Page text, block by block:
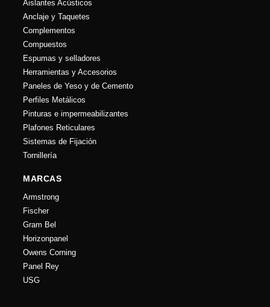
Aislantes Acústicos
Anclaje y Taquetes
Complementos
Compuestos
Espumas y selladores
Herramientas y Accesorios
Paneles de Yeso y de Cemento
Perfiles Metálicos
Pinturas e impermeabilizantes
Plafones Reticulares
Sistemas de Fijación
Tornillería
MARCAS
Armstrong
Fischer
Gram Bel
Horizonpanel
Owens Corning
Panel Rey
USG